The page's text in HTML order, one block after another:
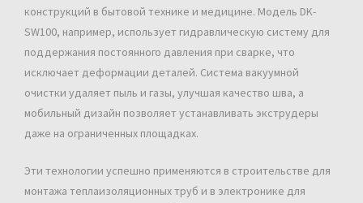
конструкций в бытовой технике и медицине. Модель DK-
SW100, например, использует гидравлическую систему для
поддержания постоянного давления при сварке, что
исключает деформации деталей. Система вакуумной
очистки удаляет пыль и газы, улучшая качество шва, а
мобильный дизайн позволяет устанавливать экструдеры
даже на ограниченных площадках.
Эти технологии успешно применяются в строительстве для
монтажа теплаизоляционных труб и в электронике для